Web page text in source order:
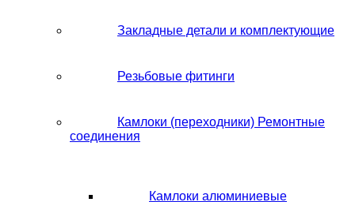
Закладные детали и комплектующие
Резьбовые фитинги
Камлоки (переходники) Ремонтные
соединения
Камлоки алюминиевые